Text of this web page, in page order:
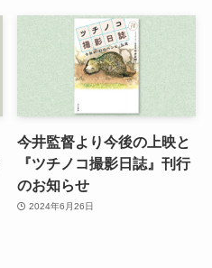
今井監督より今後の上映と
『ツチノコ撮影日誌』刊行
のお知らせ
2024年6月26日